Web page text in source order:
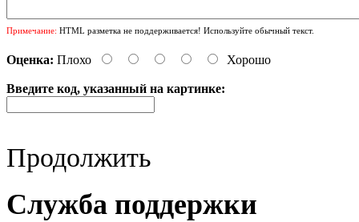
Примечание: HTML разметка не поддерживается! Используйте обычный текст.
Оценка: Плохо Хорошо
Введите код, указанный на картинке:
Продолжить
Служба поддержки